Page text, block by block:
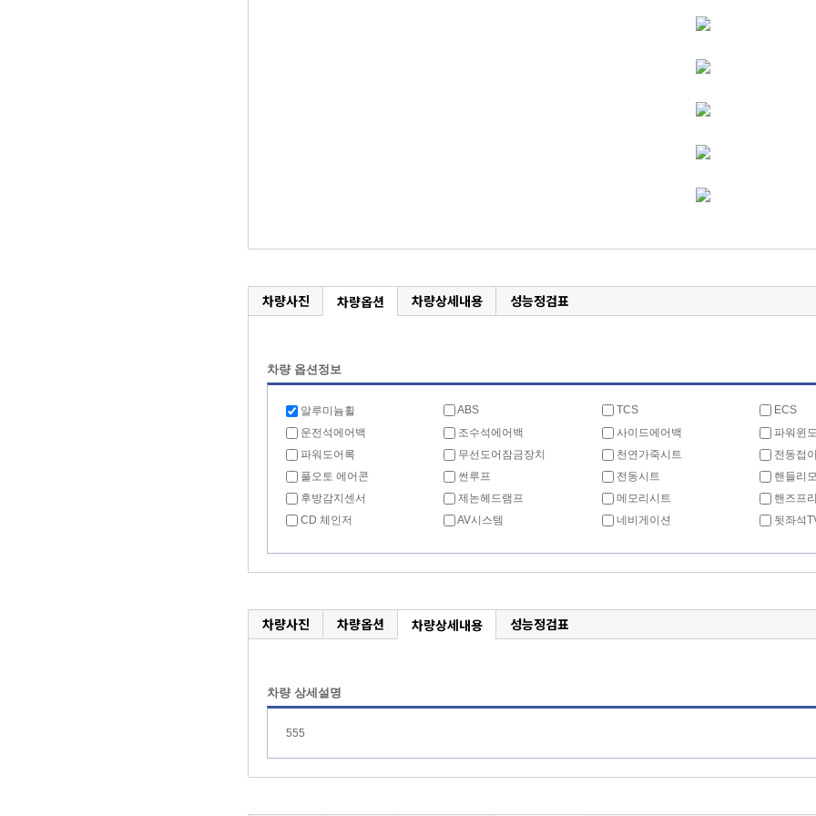
차량사진 차량옵션 차량상세내용 성능정검표
차량 옵션정보
알루미늄휠 ABS TCS
ECS
운전석에어백
조수석에어백 사이드에어백
파워윈
파워도어록
무선도어잠금장치 천연가죽시트
전동접
풀오토 에어콘
썬루프 전동시트
핸들리
후방감지센서
제논헤드램프 메모리시트
핸즈프
CD 체인저
AV시스템 네비게이션 뒷좌석
차량사진 차량옵션 차량상세내용 성능정검표
차량 상세설명
555